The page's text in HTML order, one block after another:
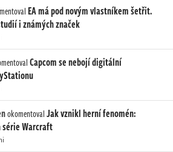
EA má pod novým vlastníkem šetřit.
i známých značek
Capcom se nebojí digitální
okomentovalJak vznikl herní fenomén:
Warcraft